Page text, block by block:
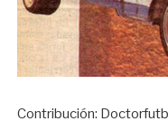
Contribución: